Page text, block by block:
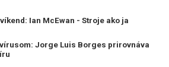
Ian McEwan - Stroje ako ja
Jorge Luis Borges prirovnáva